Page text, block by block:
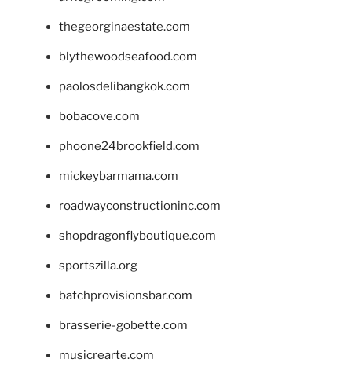
thegeorginaestate.com
blythewoodseafood.com
paolosdelibangkok.com
bobacove.com
phoone24brookfield.com
mickeybarmama.com
roadwayconstructioninc.com
shopdragonflyboutique.com
sportszilla.org
batchprovisionsbar.com
brasserie-gobette.com
musicrearte.com